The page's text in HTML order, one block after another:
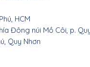
HCM
Đông núi Mồ Côi, p.
Quy Nhơn